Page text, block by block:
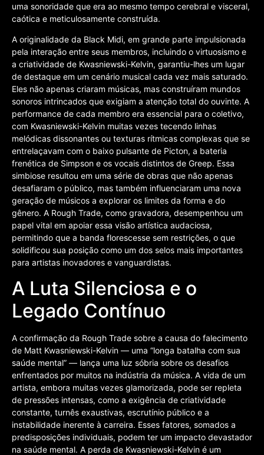
uma sonoridade que era ao mesmo tempo cerebral e visceral,
caótica e meticulosamente construída.
A originalidade da Black Midi, em grande parte impulsionada
pela interação entre seus membros, incluindo o virtuosismo e
a criatividade de Kwasniewski-Kelvin, garantiu-lhes um lugar
de destaque em um cenário musical cada vez mais saturado.
Eles não apenas criaram músicas, mas construíram mundos
sonoros intrincados que exigiam a atenção total do ouvinte. A
performance de cada membro era essencial para o coletivo,
com Kwasniewski-Kelvin muitas vezes tecendo linhas
melódicas dissonantes ou texturas rítmicas complexas que se
entrelaçavam com o baixo pulsante de Picton, a bateria
frenética de Simpson e os vocais distintos de Greep. Essa
simbiose resultou em uma série de obras que não apenas
desafiaram o público, mas também influenciaram uma nova
geração de músicos a explorar os limites da forma e do
gênero. A Rough Trade, como gravadora, desempenhou um
papel vital em apoiar essa visão artística audaciosa,
permitindo que a banda florescesse sem restrições, o que
solidificou sua posição como um dos selos mais importantes
para artistas inovadores e vanguardistas.
A Luta Silenciosa e o
Legado Contínuo
A confirmação da Rough Trade sobre a causa do falecimento
de Matt Kwasniewski-Kelvin — uma “longa batalha com sua
saúde mental” — lança uma luz sóbria sobre os desafios
enfrentados por muitos na indústria da música. A vida de um
artista, embora muitas vezes glamorizada, pode ser repleta
de pressões intensas, como a exigência de criatividade
constante, turnês exaustivas, escrutínio público e a
instabilidade inerente à carreira. Esses fatores, somados a
predisposições individuais, podem ter um impacto devastador
na saúde mental. A perda de Kwasniewski-Kelvin é um